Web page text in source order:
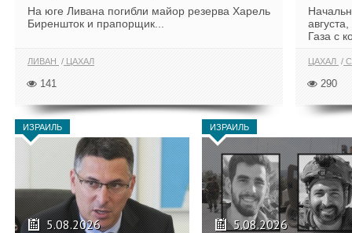
На юге Ливана погибли майор резерва Харель
Биреншток и прапорщик...
ЛИВАН ЦАХАЛ
141
Газа с
ЦАХАЛ
290
ИЗРАИЛЬ
5.08.2026
ИЗРАИЛЬ
5.08.2026